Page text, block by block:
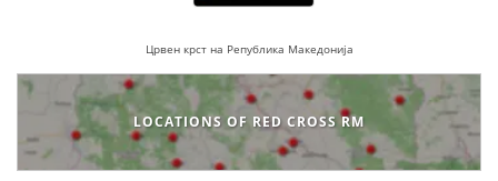
Црвен крст на Република Македонија
LOCATIONS OF RED CROSS RM